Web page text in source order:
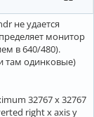
не удается
монитор
в 640/480).
там одинковые)
32767 x 32767
right x axis y